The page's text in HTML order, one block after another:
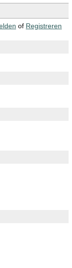
of Registreren